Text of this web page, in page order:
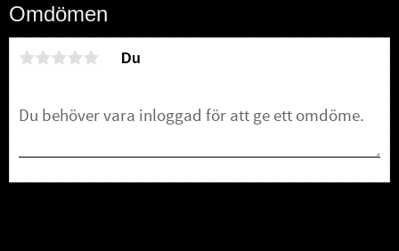
Omdömen
Du